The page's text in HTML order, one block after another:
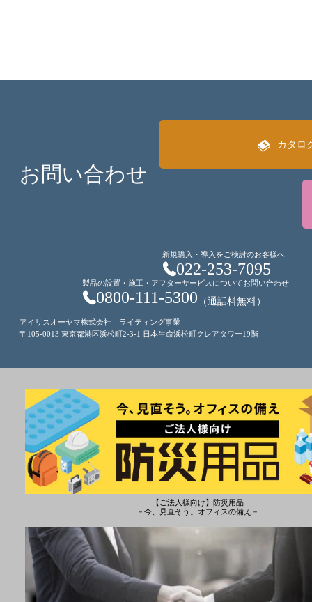
お問い合わせ
カタロ
新規購入・導入をご検討のお客様へ
022-253-7095
製品の設置・施工・アフターサービスについてお問い合わせ
0800-111-5300 （通話料無料）
アイリスオーヤマ株式会社 ライティング事業
〒105-0013 東京都港区浜松町2-3-1 日本生命浜松町クレアタワー19階
【ご法人様向け】防災用品
－今、見直そう。オフィスの備え－